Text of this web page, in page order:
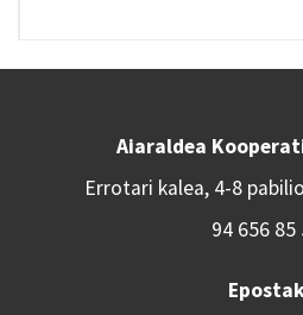
Aiaraldea
Errotari kalea, 4-8
94 656 85